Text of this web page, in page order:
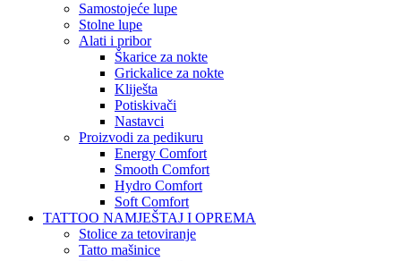
Samostojeće lupe
Stolne lupe
Alati i pribor
Škarice za nokte
Grickalice za nokte
Kliješta
Potiskivači
Nastavci
Proizvodi za pedikuru
Energy Comfort
Smooth Comfort
Hydro Comfort
Soft Comfort
TATTOO NAMJEŠTAJ I OPREMA
Stolice za tetoviranje
Tatto mašinice